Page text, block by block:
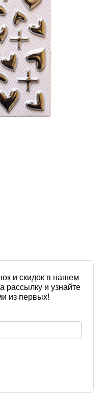
и скидок в нашем
рассылку и узнайте
из первых!